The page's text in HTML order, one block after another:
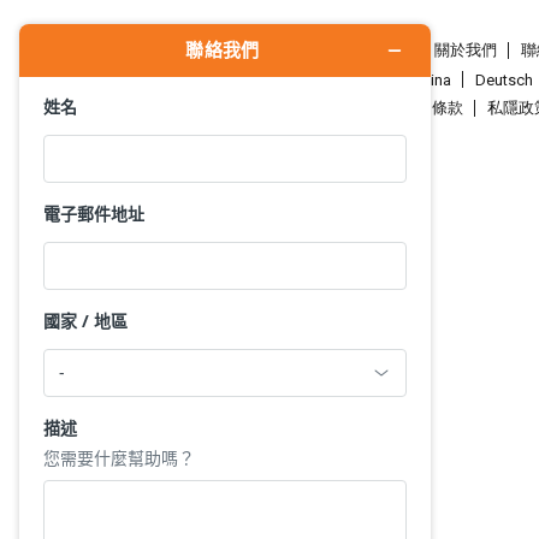
HKTDC.com 關於我們
Čeština
Deutsch
使用條款
私隱政